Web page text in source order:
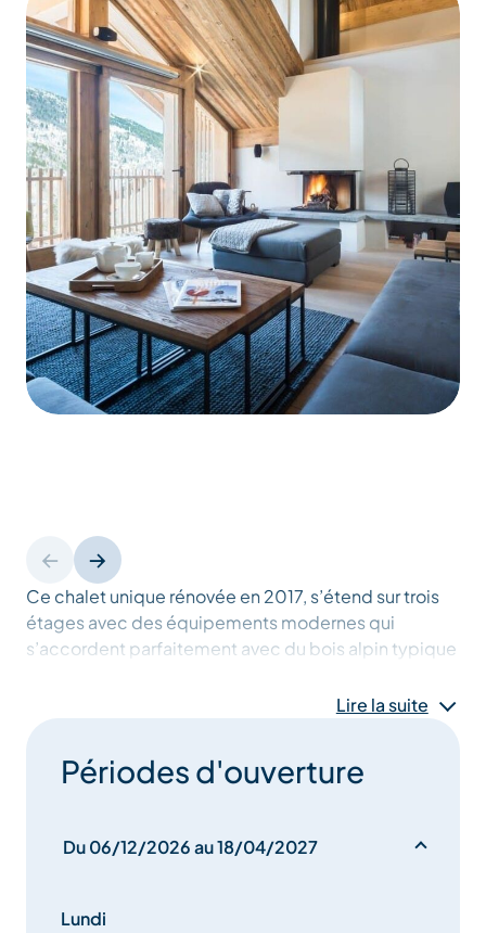
Ce chalet unique rénovée en 2017, s’étend sur trois
étages avec des équipements modernes qui
s’accordent parfaitement avec du bois alpin typique
Lire la suite
Périodes d'ouverture
Du 06/12/2026 au 18/04/2027
Lundi